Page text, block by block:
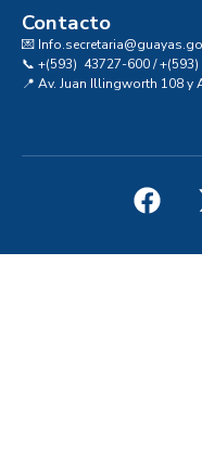
Contacto
💌
📞 +(593) 43727-600 /
📍 Av. Juan Illingworth 108 y